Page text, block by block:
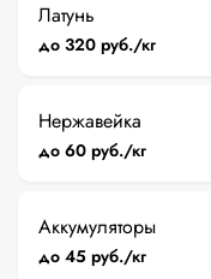
Латунь
до 320 руб./кг
Нержавейка
до 60 руб./кг
Аккумуляторы
до 45 руб./кг